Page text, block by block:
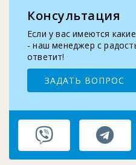
2025-09-10
Замена бутыле-
Консультация
Если у вас имеются
- наш менеджер с
ответит!
ЗАДАТЬ ВОПРОС